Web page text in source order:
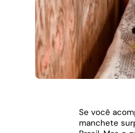
Se você
manchete